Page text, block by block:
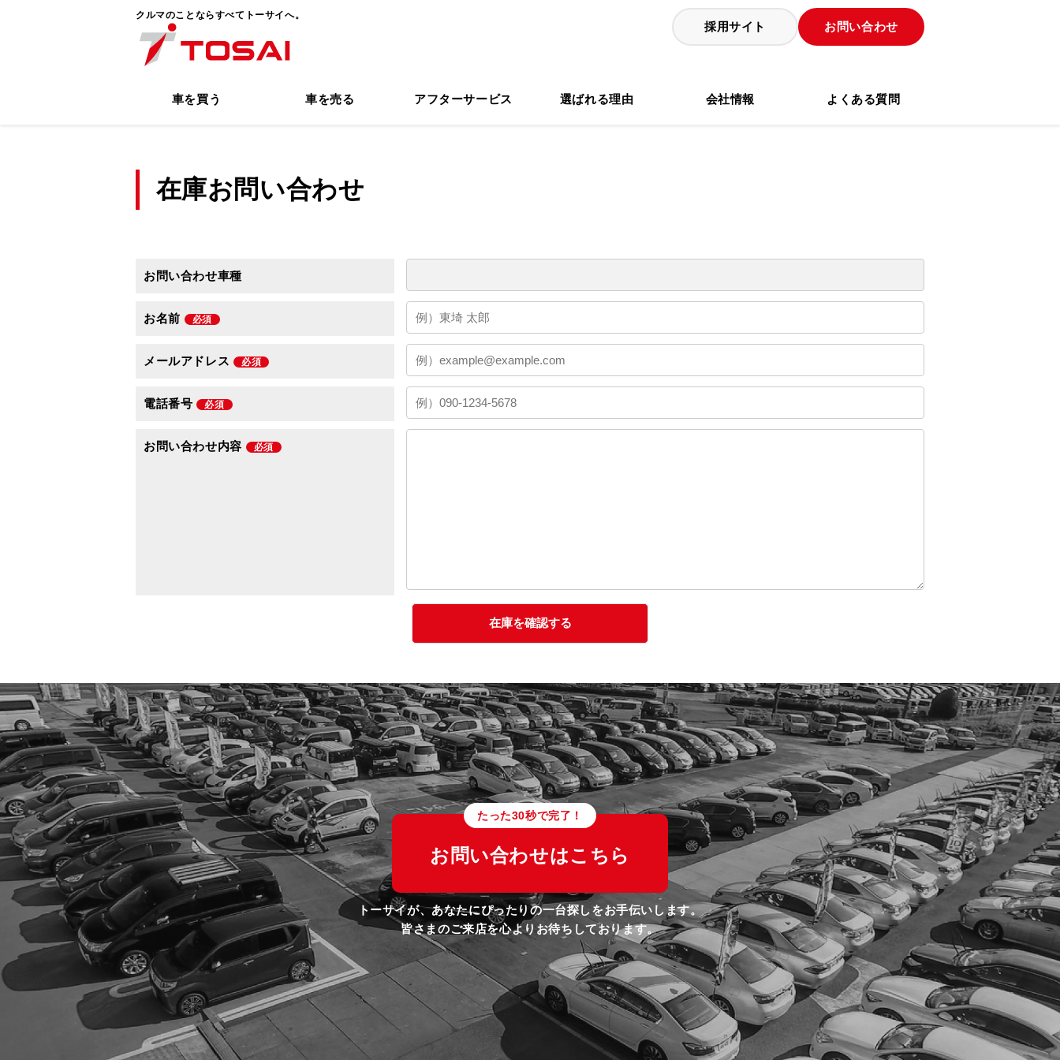
クルマのことならすべてトーサイへ。
採用サイト お問い合わせ
車を買う 車を売る アフターサービス 選ばれる理由 会社情報 よくある質問
在庫お問い合わせ
お問い合わせ車種
お名前 必須
メールアドレス 必須
電話番号 必須
お問い合わせ内容 必須
たった30秒で完了！
お問い合わせはこちら
トーサイが、あなたにぴったりの一台探しをお手伝いします。
皆さまのご来店を心よりお待ちしております。